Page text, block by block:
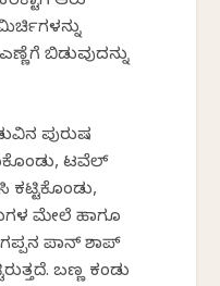
ಬಿಡುವುದನ್ನು
ಪುರುಷ
ಟವೆಲ್
ಕಟ್ಟಿಕೊಂಡು,
ಮೇಲೆ ಹಾಗೂ
ಪಾನ್ ಶಾಪ್
ಬಣ್ಣ ಕಂಡು